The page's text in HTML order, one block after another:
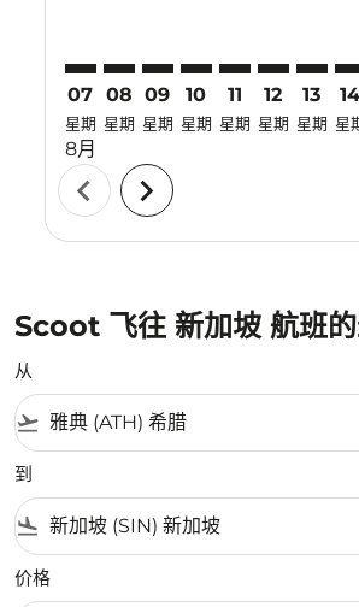
07
星期
8月
08
星期
09
星期
10
星期
11
星期
12
星期
13
星期
14
星
chevron_left chevron_right
Scoot 飞往 新加坡 航班
从
flight_takeoff
到
flight_land
价格